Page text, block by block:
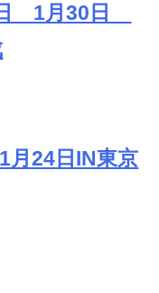
1月30日
月24日IN東京